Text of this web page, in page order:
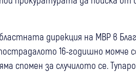
дирекция на МВР в
16-годишно момче
спомен за случилото се.